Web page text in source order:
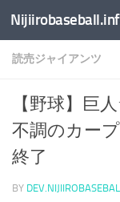
コンテンツへス
読売ジャイアンツ
【野球】
不調のカー
終了
BY